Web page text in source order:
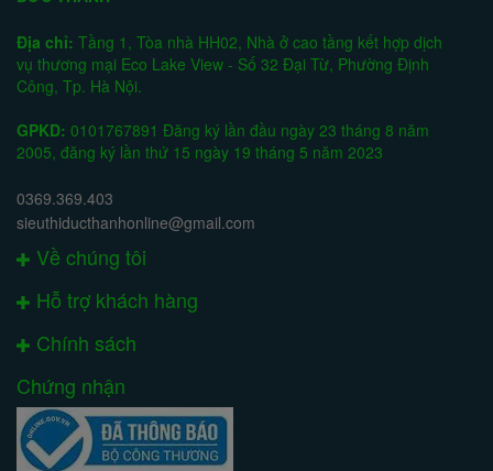
Địa chỉ: Tầng 1, Tòa nhà HH02, Nhà ở cao tầng kết hợp dịch
vụ thương mại Eco Lake View - Số 32 Đại Từ, Phường Định
Công, Tp. Hà Nội.
GPKD: 0101767891 Đăng ký lần đầu ngày 23 tháng 8 năm
2005, đăng ký lần thứ 15 ngày 19 tháng 5 năm 2023
0369.369.403
sieuthiducthanhonline@gmail.com
Về chúng tôi
Hỗ trợ khách hàng
Chính sách
Chứng nhận